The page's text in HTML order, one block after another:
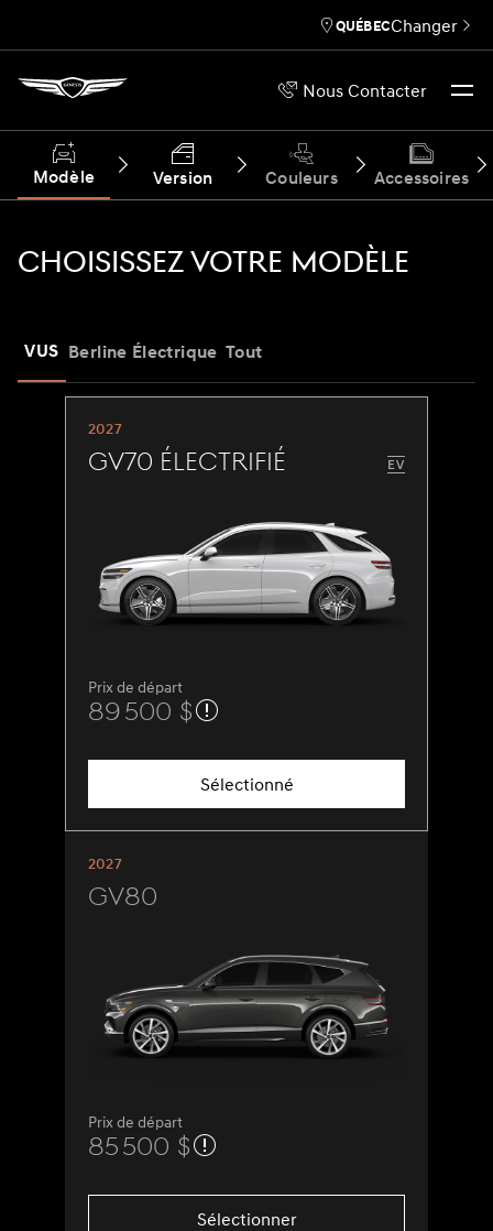
Nous Contacter
QUÉBECChanger
Modèle Version Couleurs Accessoires
CHOISISSEZ VOTRE MODÈLE
VUS Berline Électrique Tout
2027
GV70 Électrifié
Prix de départ
89 500 $
Sélectionné
2027
GV80
Prix de départ
85 500 $
Sélectionner